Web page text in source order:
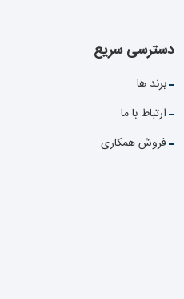
دسترسی سریع
برند ها
ارتباط با ما
فروش همکاری